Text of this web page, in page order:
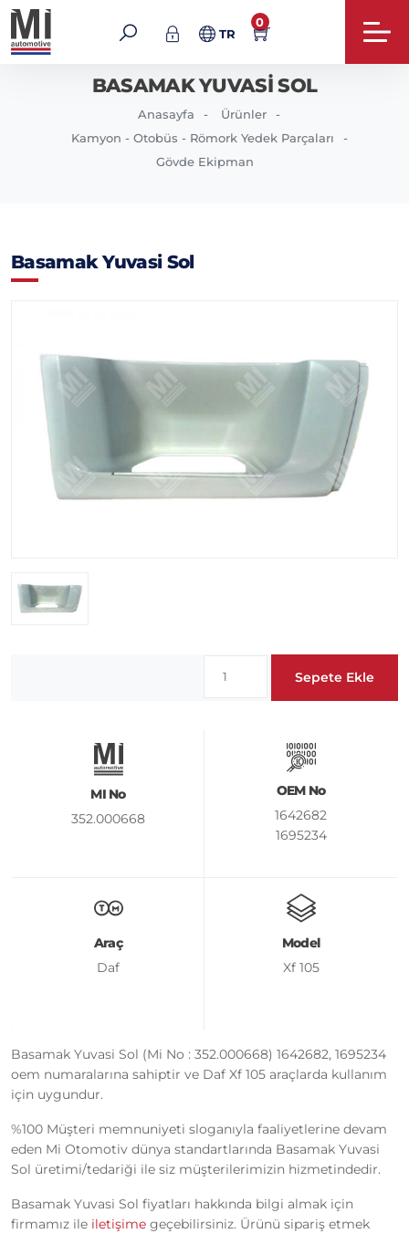
TR
0
BASAMAK YUVASI SOL
Anasayfa
Ürünler
Kamyon - Otobüs - Römork Yedek Parçaları
Gövde Ekipman
Basamak Yuvasi Sol
Sepete Ekle
MI No
352.000668
OEM No
1642682
1695234
Araç
Daf
Model
Xf 105
Basamak Yuvasi Sol (Mi No : 352.000668) 1642682, 1695234
oem numaralarına sahiptir ve Daf Xf 105 araçlarda kullanım
için uygundur.
%100 Müşteri memnuniyeti sloganıyla faaliyetlerine devam
eden Mi Otomotiv dünya standartlarında Basamak Yuvasi
Sol üretimi/tedariği ile siz müşterilerimizin hizmetindedir.
Basamak Yuvasi Sol fiyatları hakkında bilgi almak için
firmamız ile iletişime geçebilirsiniz. Ürünü sipariş etmek